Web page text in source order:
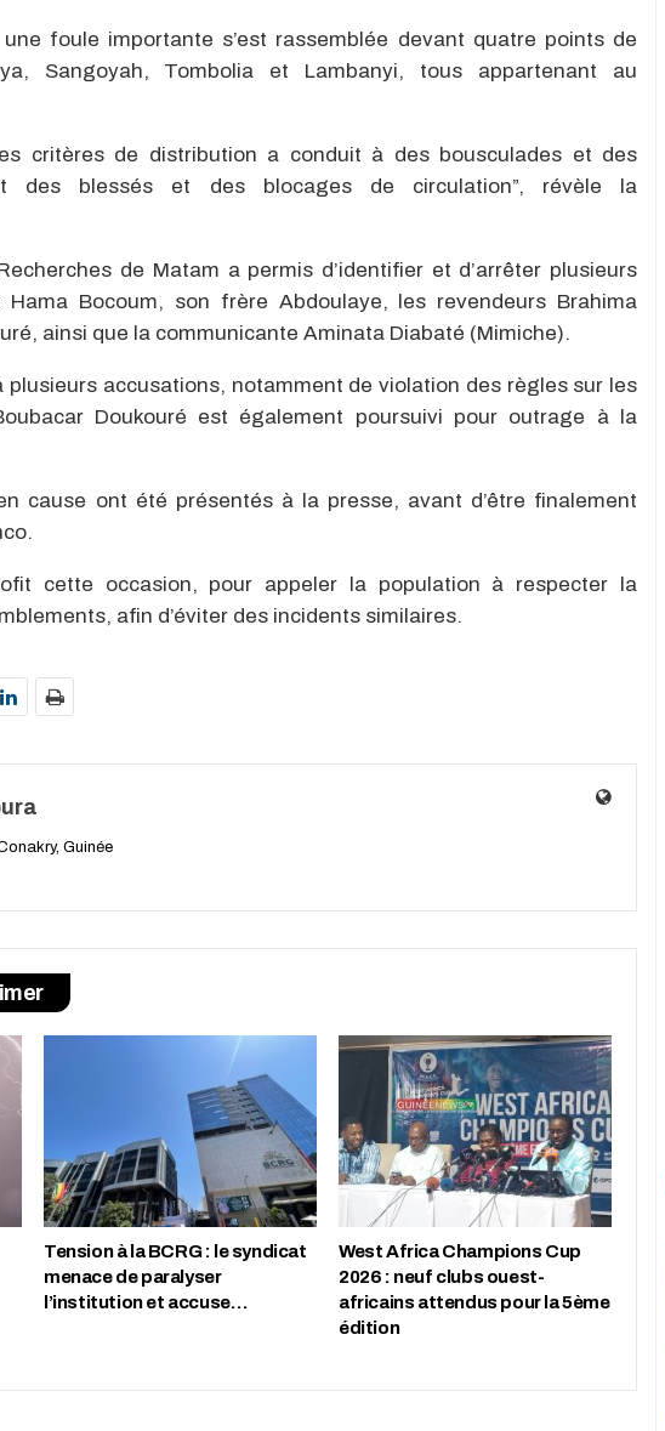
foule importante s’est rassemblée devant quatre points de
Sangoyah, Tombolia et Lambanyi, tous appartenant au
critères de distribution a conduit à des bousculades et des
des blessés et des blocages de circulation”, révèle la
de Matam a permis d’identifier et d’arrêter plusieurs
Hama Bocoum, son frère Abdoulaye, les revendeurs Brahima
ainsi que la communicante Aminata Diabaté (Mimiche).
accusations, notamment de violation des règles sur les
Doukouré est également poursuivi pour outrage à la
cause ont été présentés à la presse, avant d’être finalement
cette occasion, pour appeler la population à respecter la
afin d’éviter des incidents similaires.
Guinée
Tension à la BCRG : le syndicat
menace de paralyser
l’institution et accuse…
West Africa Champions Cup
2026 : neuf clubs ouest-
africains attendus pour la 5ème
édition